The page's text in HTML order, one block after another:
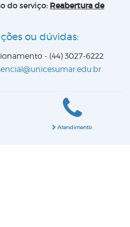
do serviço: Reabertura de
ou dúvidas:
- (44) 3027-6222
Atendimento